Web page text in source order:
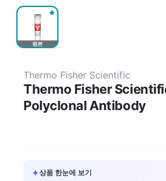
원본
Thermo Fisher Scientific
Thermo Fisher
Polyclonal Antibody
✦상품 한눈에 보기